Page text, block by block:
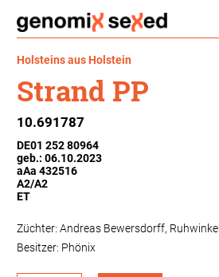
Holsteins aus Holstein
Strand PP
10.691787
DE01 252 80964
geb.: 06.10.2023
aAa 432516
A2/A2
ET
Züchter: Andreas Bewersdorff, Ruhwinkel
Besitzer: Phönix